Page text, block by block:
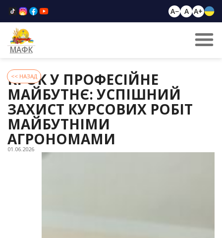
A− A A+
МАФК
<< НАЗАД
КРОК У ПРОФЕСІЙНЕ
МАЙБУТНЄ: УСПІШНИЙ
ЗАХИСТ КУРСОВИХ РОБІТ
МАЙБУТНІМИ
АГРОНОМАМИ
01.06.2026